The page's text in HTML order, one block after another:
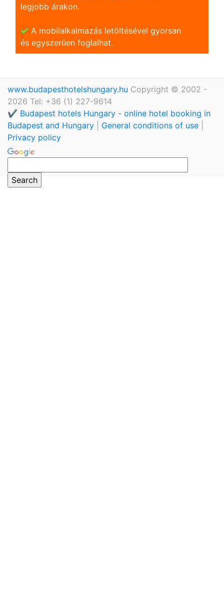
legjobb árakon.
A mobilalkalmazás letöltésével gyorsan
és egyszerũen foglalhat.
www.budapesthotelshungary.hu Copyright © 2002 -
2026 Tel: +36 (1) 227-9614
✔️ Budapest hotels Hungary - online hotel booking in
Budapest and Hungary
General conditions of use
Privacy policy